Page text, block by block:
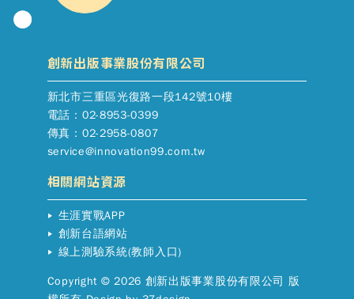
創新出版事業股份有限公司
新北市三重區光復路一段142號10樓
電話：02-8953-0399
傳真：02-2958-0807
service@innovation99.com.tw
相關網站資源
生涯實戰APP
創新台語網站
線上測驗系統(教師入口)
Copyright © 2026 創新出版事業股份有限公司 版